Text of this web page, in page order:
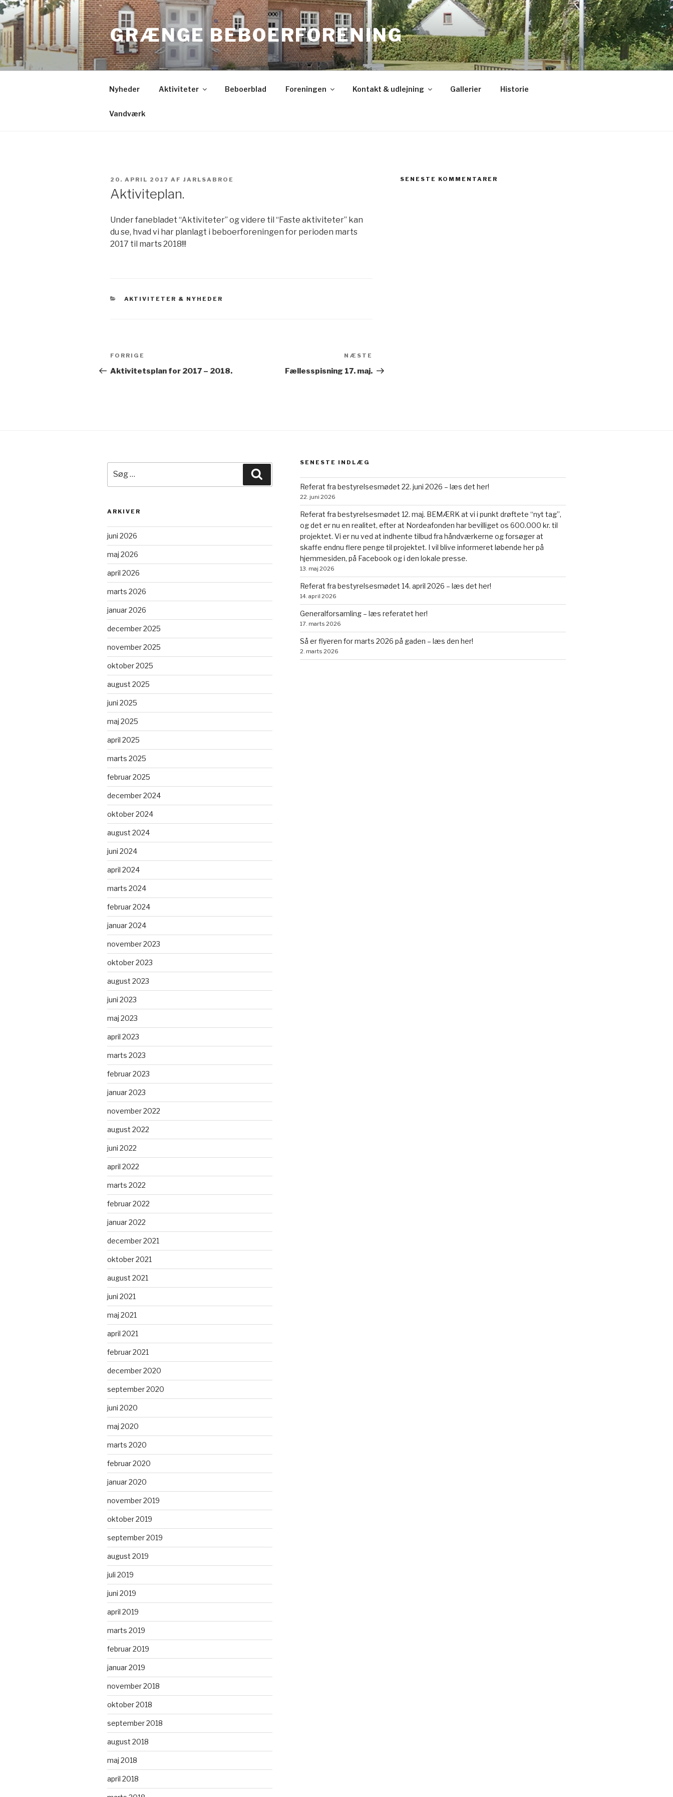
Videre
til
indhold
GRÆNGE BEBOERFORENING
Nyheder Aktiviteter Beboerblad Foreningen Kontakt & udlejning Gallerier Historie
Vandværk
UDGIVET
20. APRIL 2017 AF JARLSABROE
Aktiviteplan.
Under fanebladet “Aktiviteter” og videre til “Faste aktiviteter” kan
du se, hvad vi har planlagt i beboerforeningen for perioden marts
2017 til marts 2018!!!
KATEGORIER
AKTIVITETER & NYHEDER
Indlægsnavigation
Forrige
indlæg
FORRIGE
Aktivitetsplan for 2017 – 2018.
indlæg
NÆSTE
Fællesspisning 17. maj.
SENESTE KOMMENTARER
efter:
ARKIVER
juni 2026
maj 2026
april 2026
marts 2026
januar 2026
december 2025
november 2025
oktober 2025
august 2025
juni 2025
maj 2025
april 2025
marts 2025
februar 2025
december 2024
oktober 2024
august 2024
juni 2024
april 2024
marts 2024
februar 2024
januar 2024
november 2023
oktober 2023
august 2023
juni 2023
maj 2023
april 2023
marts 2023
februar 2023
januar 2023
november 2022
august 2022
juni 2022
april 2022
marts 2022
februar 2022
januar 2022
december 2021
oktober 2021
august 2021
juni 2021
maj 2021
april 2021
februar 2021
december 2020
september 2020
juni 2020
maj 2020
marts 2020
februar 2020
januar 2020
november 2019
oktober 2019
september 2019
august 2019
juli 2019
juni 2019
april 2019
marts 2019
februar 2019
januar 2019
november 2018
oktober 2018
september 2018
august 2018
maj 2018
april 2018
SENESTE INDLÆG
Referat fra bestyrelsesmødet 22. juni 2026 – læs det her!
22. juni 2026
Referat fra bestyrelsesmødet 12. maj. BEMÆRK at vi i punkt drøftete “nyt tag”,
og det er nu en realitet, efter at Nordeafonden har bevilliget os 600.000 kr. til
projektet. Vi er nu ved at indhente tilbud fra håndværkerne og forsøger at
skaffe endnu flere penge til projektet. I vil blive informeret løbende her på
hjemmesiden, på Facebook og i den lokale presse.
13. maj 2026
Referat fra bestyrelsesmødet 14. april 2026 – læs det her!
14. april 2026
Generalforsamling – læs referatet her!
17. marts 2026
Så er flyeren for marts 2026 på gaden – læs den her!
2. marts 2026